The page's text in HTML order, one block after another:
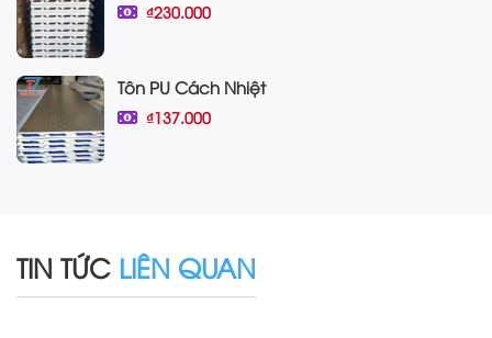
₫230.000
Tôn PU Cách Nhiệt
₫137.000
TIN TỨC LIÊN QUAN